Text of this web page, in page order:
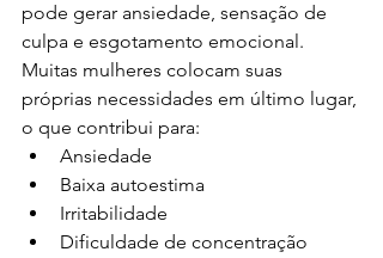
pode gerar ansiedade, sensação de
culpa e esgotamento emocional.
Muitas mulheres colocam suas
próprias necessidades em último lugar,
o que contribui para:
Ansiedade
Baixa autoestima
Irritabilidade
Dificuldade de concentração